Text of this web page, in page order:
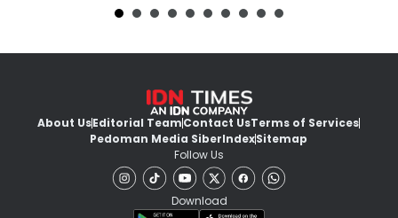
About UsEditorial TeamContact UsTerms of Services
Pedoman Media SiberIndexSitemap
Follow Us
Download